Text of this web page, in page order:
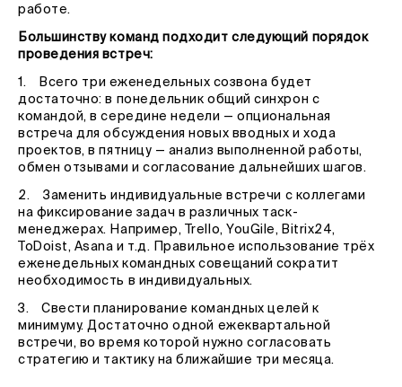
работе.
Большинству команд подходит следующий порядок
проведения встреч:
1. Всего три еженедельных созвона будет
достаточно: в понедельник общий синхрон с
командой, в середине недели — опциональная
встреча для обсуждения новых вводных и хода
проектов, в пятницу — анализ выполненной работы,
обмен отзывами и согласование дальнейших шагов.
2. Заменить индивидуальные встречи с коллегами
на фиксирование задач в различных таск-
менеджерах. Например, Trello, YouGile, Bitrix24,
ToDoist, Asana и т.д. Правильное использование трёх
еженедельных командных совещаний сократит
необходимость в индивидуальных.
3. Свести планирование командных целей к
минимуму. Достаточно одной ежеквартальной
встречи, во время которой нужно согласовать
стратегию и тактику на ближайшие три месяца.